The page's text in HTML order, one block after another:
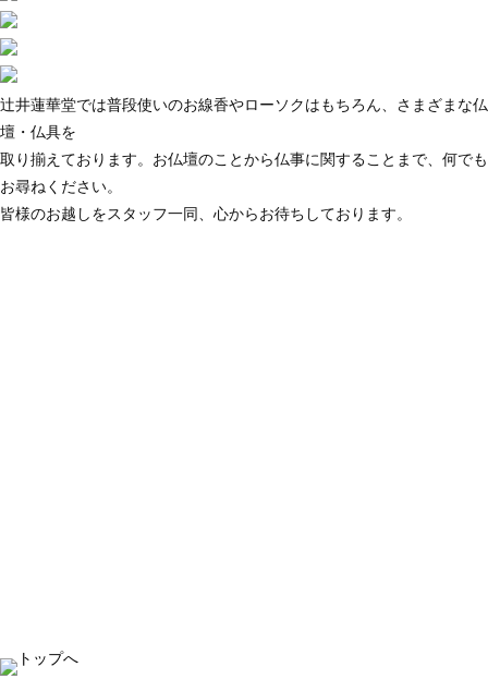
辻井蓮華堂では普段使いのお線香やローソクはもちろん、さまざまな仏
壇・仏具を
取り揃えております。お仏壇のことから仏事に関することまで、何でも
お尋ねください。
皆様のお越しをスタッフ一同、心からお待ちしております。